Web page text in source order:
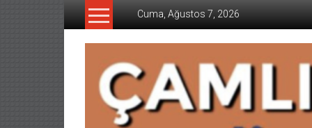
İçeriğe
Cuma, Ağustos 7, 2026
CAMLIMANI
AKADEMI